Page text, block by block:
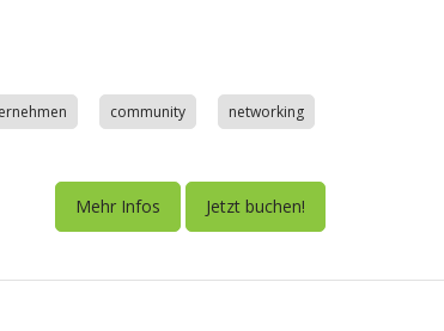
community networking
Mehr Infos Jetzt buchen!